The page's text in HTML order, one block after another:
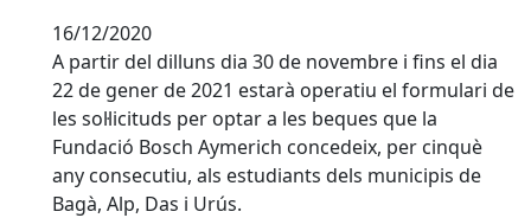
16/12/2020
A partir del dilluns dia 30 de novembre i fins el dia
22 de gener de 2021 estarà operatiu el formulari de
les sol·licituds per optar a les beques que la
Fundació Bosch Aymerich concedeix, per cinquè
any consecutiu, als estudiants dels municipis de
Bagà, Alp, Das i Urús.